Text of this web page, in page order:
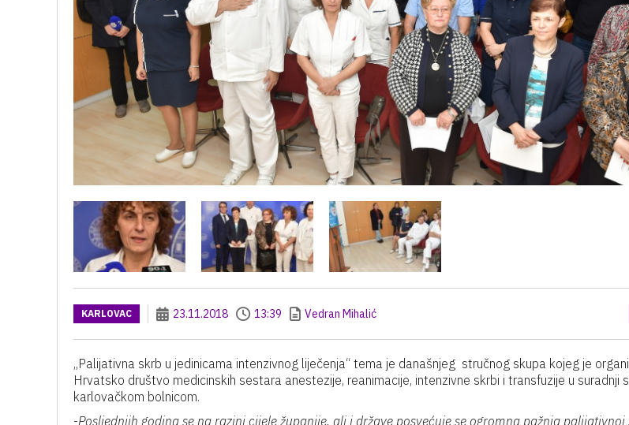
KARLOVAC 23.11.2018 13:39 Vedran Mihalić
„Palijativna skrb u jedinicama intenzivnog liječenja“ tema je današnjeg stručnog skupa kojeg je
Hrvatsko društvo medicinskih sestara anestezije, reanimacije, intenzivne skrbi i transfuzije u suradnji s
karlovačkom bolnicom.
-Posljednjih godina se na razini cijele županije, ali i države posvećuje se ogromna pažnja palijativnoj